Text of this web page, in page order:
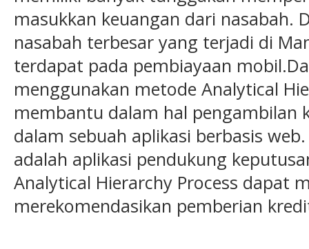
masukkan keuangan dari nasabah.
nasabah terbesar yang terjadi di
terdapat pada pembiayaan
menggunakan metode Analytical
membantu dalam hal pengambilan
dalam sebuah aplikasi berbasis
adalah aplikasi pendukung
Analytical Hierarchy Process dapat
merekomendasikan pemberian